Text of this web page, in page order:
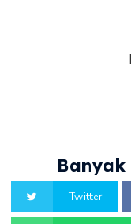
Twitter